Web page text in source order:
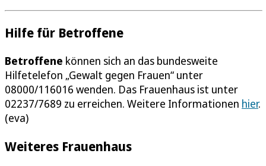
Hilfe für Betroffene
Betroffene können sich an das bundesweite
Hilfetelefon „Gewalt gegen Frauen“ unter
08000/116016 wenden. Das Frauenhaus ist unter
02237/7689 zu erreichen. Weitere Informationen hier.
(eva)
Weiteres Frauenhaus